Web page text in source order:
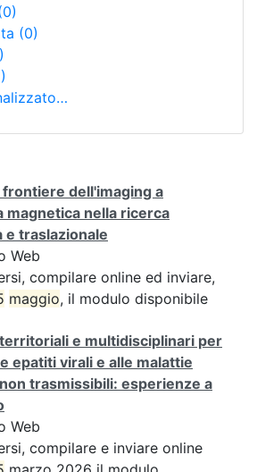
(0)
frontiere dell'imaging a
magnetica nella ricerca
e traslazionale
Web
compilare online ed inviare,
maggio, il modulo disponibile
e multidisciplinari per
epatiti virali e alle malattie
trasmissibili: esperienze a
Web
compilare e inviare online